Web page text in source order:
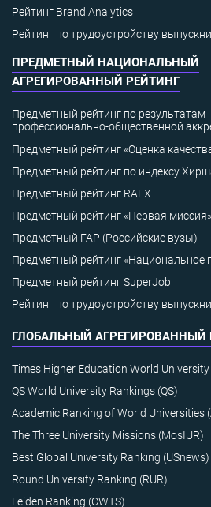
Рейтинг Brand Analytics
Рейтинг по трудоустройству
ПРЕДМЕТНЫЙ НАЦИОНАЛЬНЫЙ
АГРЕГИРОВАННЫЙ РЕЙТИНГ
Предметный рейтинг по результатам
профессионально-общественной
Предметный рейтинг «Оценка
Предметный рейтинг по индексу
Предметный рейтинг RAEX
Предметный рейтинг «Первая миссия»
Предметный ГАР (Российские вузы)
Предметный рейтинг «Национальное
Предметный рейтинг SuperJob
Рейтинг по трудоустройству
ГЛОБАЛЬНЫЙ АГРЕГИРОВАННЫЙ
Times Higher Education World
QS World University Rankings (QS)
Academic Ranking of World Universities
The Three University Missions (MosIUR)
Best Global University Ranking (USnews)
Round University Ranking (RUR)
Leiden Ranking (CWTS)